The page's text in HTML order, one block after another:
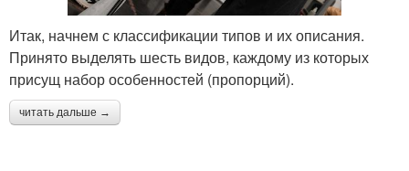
Итак, начнем с классификации типов и их описания.
Принято выделять шесть видов, каждому из которых
присущ набор особенностей (пропорций).
читать дальше →